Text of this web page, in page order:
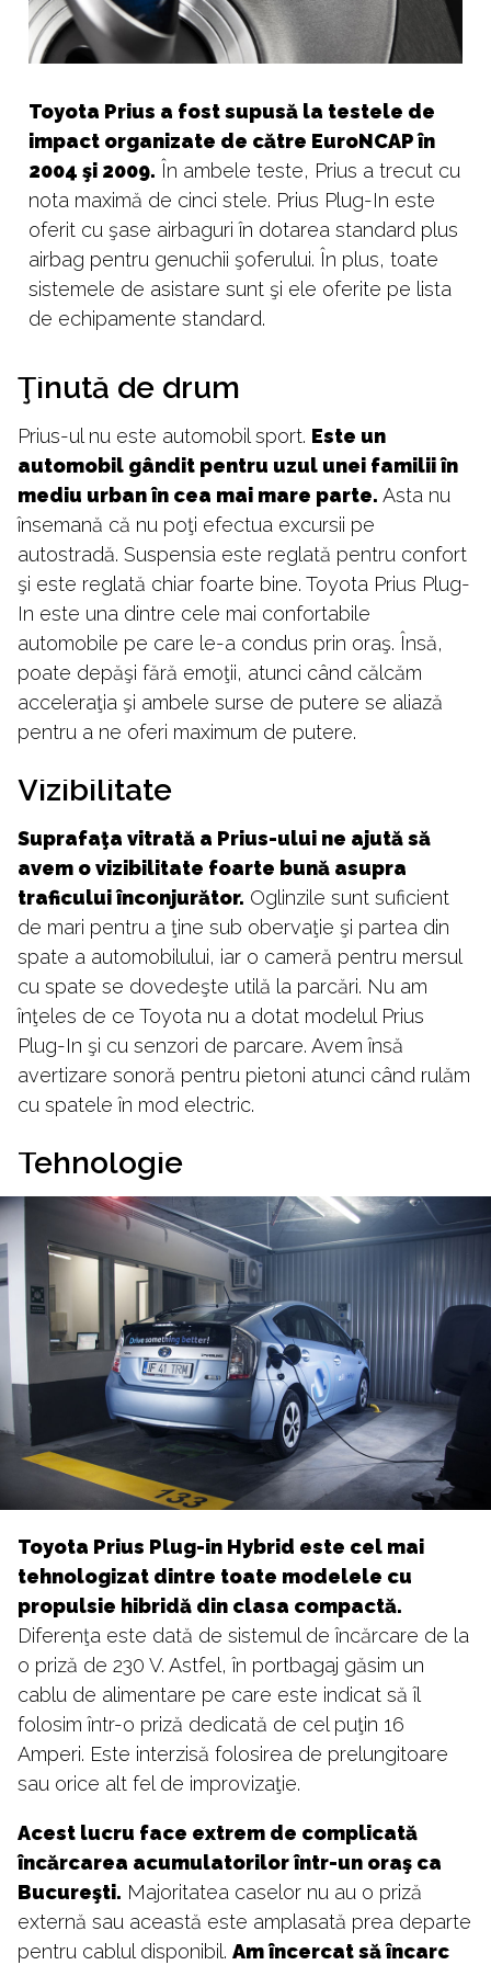
Toyota Prius a fost supusă la testele de
impact organizate de către EuroNCAP în
2004 şi 2009. În ambele teste, Prius a trecut cu
nota maximă de cinci stele. Prius Plug-In este
oferit cu şase airbaguri în dotarea standard plus
airbag pentru genuchii şoferului. În plus, toate
sistemele de asistare sunt şi ele oferite pe lista
de echipamente standard.
Ţinută de drum
Prius-ul nu este automobil sport. Este un
automobil gândit pentru uzul unei familii în
mediu urban în cea mai mare parte. Asta nu
însemană că nu poţi efectua excursii pe
autostradă. Suspensia este reglată pentru confort
şi este reglată chiar foarte bine. Toyota Prius Plug-
In este una dintre cele mai confortabile
automobile pe care le-a condus prin oraş. Însă,
poate depăşi fără emoţii, atunci când călcăm
acceleraţia şi ambele surse de putere se aliază
pentru a ne oferi maximum de putere.
Vizibilitate
Suprafaţa vitrată a Prius-ului ne ajută să
avem o vizibilitate foarte bună asupra
traficului înconjurător. Oglinzile sunt suficient
de mari pentru a ţine sub obervaţie şi partea din
spate a automobilului, iar o cameră pentru mersul
cu spate se dovedeşte utilă la parcări. Nu am
înţeles de ce Toyota nu a dotat modelul Prius
Plug-In şi cu senzori de parcare. Avem însă
avertizare sonoră pentru pietoni atunci când rulăm
cu spatele în mod electric.
Tehnologie
Toyota Prius Plug-in Hybrid este cel mai
tehnologizat dintre toate modelele cu
propulsie hibridă din clasa compactă.
Diferenţa este dată de sistemul de încărcare de la
o priză de 230 V. Astfel, în portbagaj găsim un
cablu de alimentare pe care este indicat să îl
folosim într-o priză dedicată de cel puţin 16
Amperi. Este interzisă folosirea de prelungitoare
sau orice alt fel de improvizaţie.
Acest lucru face extrem de complicată
încărcarea acumulatorilor într-un oraş ca
Bucureşti. Majoritatea caselor nu au o priză
externă sau această este amplasată prea departe
pentru cablul disponibil. Am încercat să încarc